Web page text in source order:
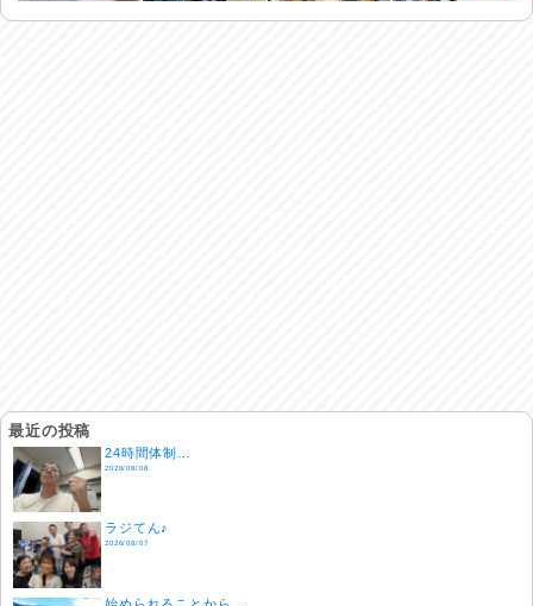
最近の投稿
24時間体制…
2026/08/08
ラジてん♪
2026/08/07